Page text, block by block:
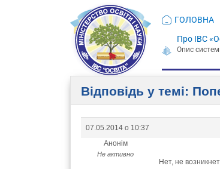
ГОЛОВНА
Про ІВС
Відповідь у темі:
07.05.2014 о 10:37
Анонім
Не активно
Нет, не возникнет.